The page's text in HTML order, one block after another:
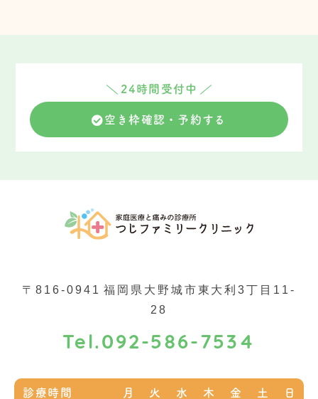
24時間受付中
空き枠確認・予約する
〒816-0941 福岡県大野城市東大利3丁目11-
28
Tel. 092-586-7534
診療時間 月 火 水 木 金 土 日